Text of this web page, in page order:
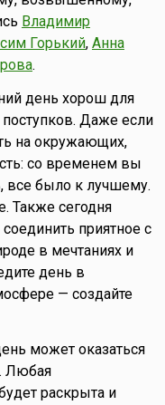
Владимир
Горький, Анна
.
день хорош для
Даже если
на окружающих,
со временем вы
все было к лучшему.
Также сегодня
приятное с
в мечтаниях и
день в
— создайте
может оказаться
Любая
раскрыта и